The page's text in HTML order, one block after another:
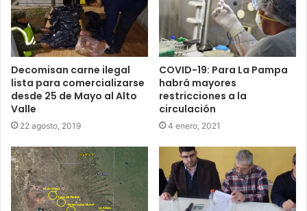
Decomisan carne ilegal
lista para comercializarse
desde 25 de Mayo al Alto
Valle
22 agosto, 2019
COVID-19: Para La Pampa
habrá mayores
restricciones a la
circulación
4 enero, 2021